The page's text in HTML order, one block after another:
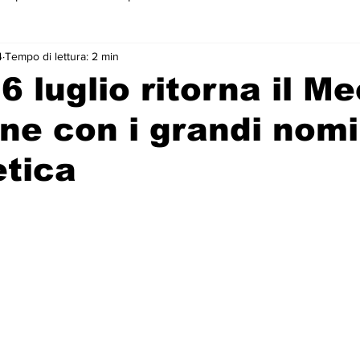
piano
luglio ritorna il
con i grandi nomi
Tempo di lettura: 2 min